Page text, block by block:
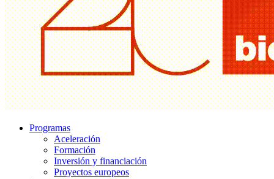
Programas
Aceleración
Formación
Inversión y financiación
Proyectos europeos